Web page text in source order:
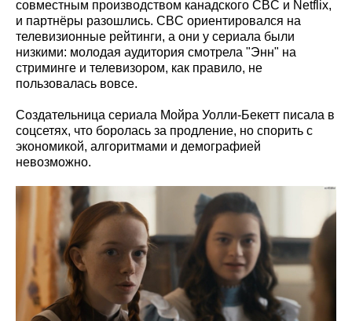
совместным производством канадского CBC и Netflix,
и партнёры разошлись. CBC ориентировался на
телевизионные рейтинги, а они у сериала были
низкими: молодая аудитория смотрела "Энн" на
стриминге и телевизором, как правило, не
пользовалась вовсе.
Создательница сериала Мойра Уолли-Бекетт писала в
соцсетях, что боролась за продление, но спорить с
экономикой, алгоритмами и демографией
невозможно.